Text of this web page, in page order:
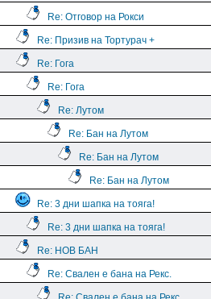
Re: Отговор на Рокси
Re: Призив на Тортурач +
Re: Гога
Re: Гога
Re: Лутом
Re: Бан на Лутом
Re: Бан на Лутом
Re: Бан на Лутом
Re: 3 дни шапка на тояга!
Re: 3 дни шапка на тояга!
Re: НОВ БАН
Re: Свален е бана на Рекс.